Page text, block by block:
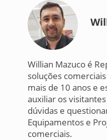
Willian Mazuco é
soluções
mais de 10 anos e
auxiliar os
dúvidas e
Equipamentos e
comerciais.